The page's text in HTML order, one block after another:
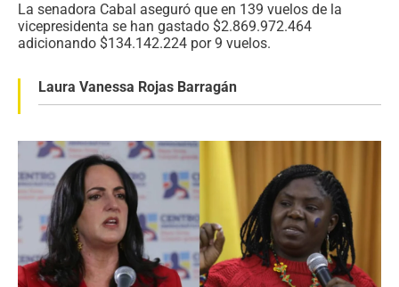
La senadora Cabal aseguró que en 139 vuelos de la
vicepresidenta se han gastado $2.869.972.464
adicionando $134.142.224 por 9 vuelos.
Laura Vanessa Rojas Barragán